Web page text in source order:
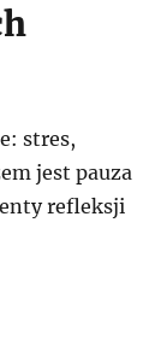
stres,
jest pauza
refleksji